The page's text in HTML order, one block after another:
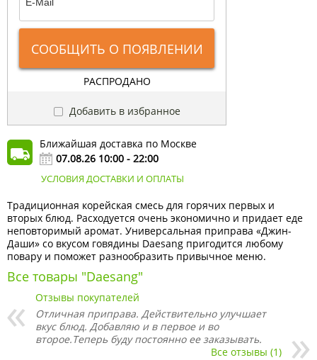
СООБЩИТЬ О ПОЯВЛЕНИИ
РАСПРОДАНО
Добавить в избранное
Ближайшая доставка по Москве
07.08.26 10:00 - 22:00
УСЛОВИЯ ДОСТАВКИ И ОПЛАТЫ
Традиционная корейская смесь для горячих первых и
вторых блюд. Расходуется очень экономично и придает еде
неповторимый аромат. Универсальная приправа «Джин-
Даши» со вкусом говядины Daesang пригодится любому
повару и поможет разнообразить привычное меню.
Все товары "Daesang"
Отзывы покупателей
Отличная приправа. Действительно улучшает
вкус блюд. Добавляю и в первое и во
второе.Теперь буду постоянно ее заказывать.
Все отзывы (1)